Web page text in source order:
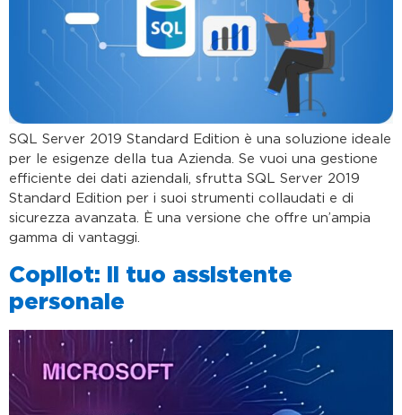
SQL Server 2019 Standard Edition è una soluzione ideale
per le esigenze della tua Azienda. Se vuoi una gestione
efficiente dei dati aziendali, sfrutta SQL Server 2019
Standard Edition per i suoi strumenti collaudati e di
sicurezza avanzata. È una versione che offre un’ampia
gamma di vantaggi.
Copilot: il tuo assistente
personale